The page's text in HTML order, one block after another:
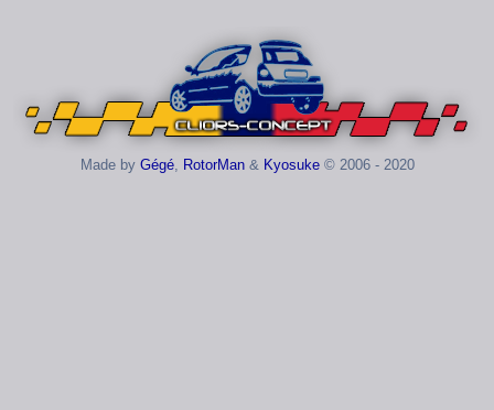
Made by Gégé, RotorMan& Kyosuke© 2006 - 2020